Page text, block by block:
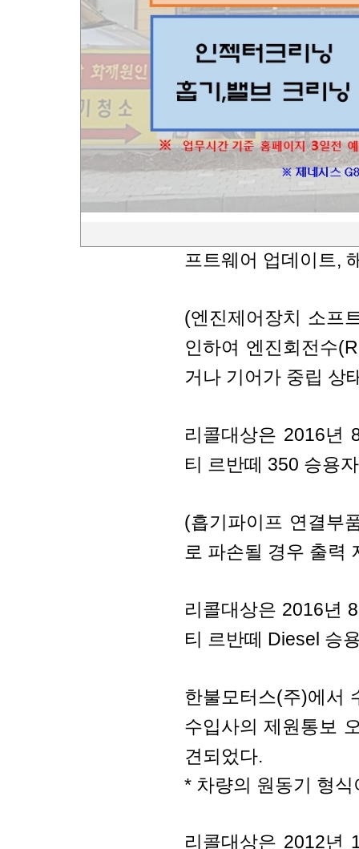
리콜대상은 2015년
등 4개 차종 승용
31일부터 메르세데
(주)에프엠케이에서
자동차는 다음과 같
프트웨어 업데이트,
(엔진제어장치 소프
인하여 엔진회전수
거나 기어가 중립 상
리콜대상은 2016년
티 르반떼 350 승용
(흡기파이프 연결부
로 파손될 경우 출력
리콜대상은 2016년
티 르반떼 Diesel 승
한불모터스(주)에서
수입사의 제원통보
견되었다.
* 차량의 원동기 형
리콜대상은 2012년